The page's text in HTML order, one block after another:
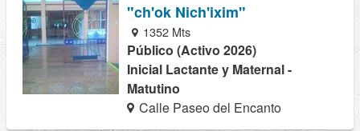
"ch'ok Nich'ixim"
1352 Mts
Público (Activo 2026)
Inicial Lactante y Maternal -
Matutino
Calle Paseo del Encanto